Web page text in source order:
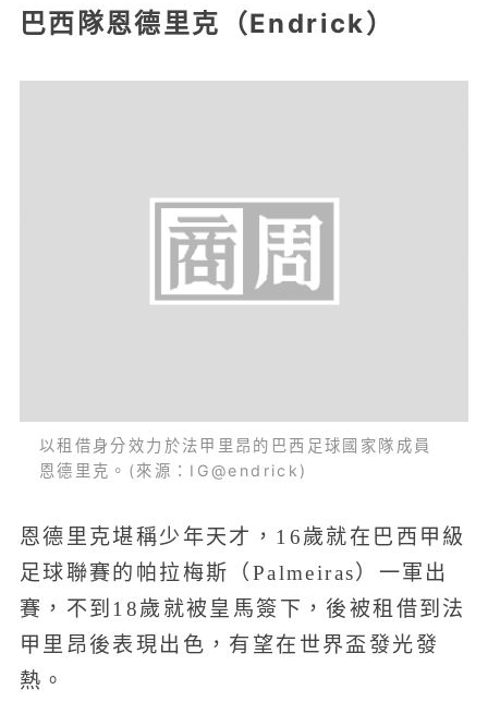
巴西隊恩德里克（Endrick）
以租借身分效力於法甲里昂的巴西足球國家隊成員
恩德里克。(來源：IG@endrick)
恩德里克堪稱少年天才，16歲就在巴西甲級
足球聯賽的帕拉梅斯（Palmeiras）一軍出
賽，不到18歲就被皇馬簽下，後被租借到法
甲里昂後表現出色，有望在世界盃發光發
熱。